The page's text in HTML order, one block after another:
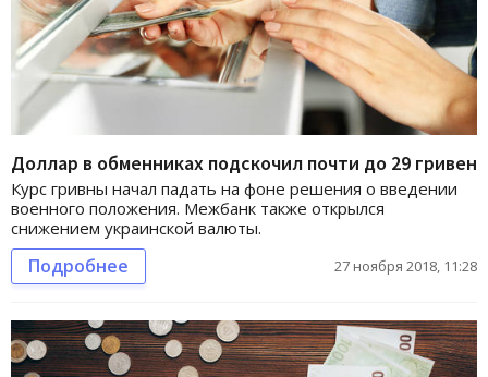
Доллар в обменниках подскочил почти до 29 гривен
Курс гривны начал падать на фоне решения о введении
военного положения. Межбанк также открылся
снижением украинской валюты.
Подробнее 27 ноября 2018, 11:28